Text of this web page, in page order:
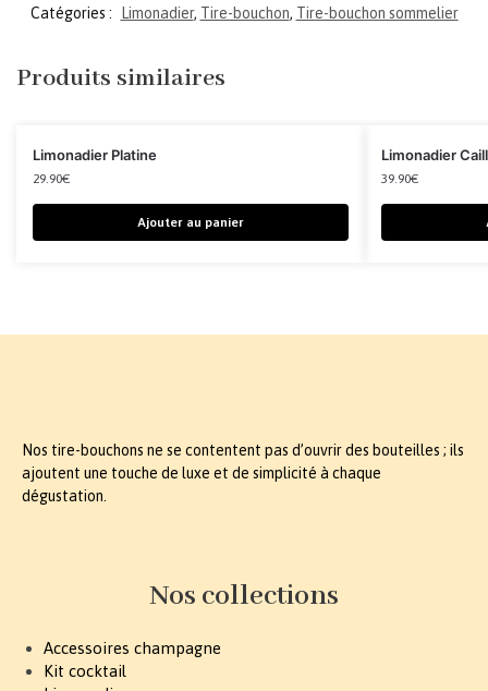
Catégories :
Limonadier, Tire-bouchon, Tire-bouchon sommelier
Produits similaires
Limonadier Platine
29.90€
Ajouter au panier
Limonadier
39.90€
Nos tire-bouchons ne se contentent pas d’ouvrir des bouteilles ; ils
ajoutent une touche de luxe et de simplicité à chaque
dégustation.
Nos collections
Accessoires champagne
Kit cocktail